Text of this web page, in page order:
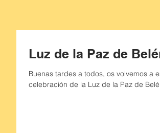
Luz de la Paz de
Buenas tardes a todos, os volvemos a
celebración de la Luz de la Paz de